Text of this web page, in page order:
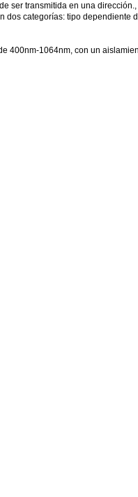
ser transmitida en una
categorías: tipo dependiente
400nm-1064nm, con un